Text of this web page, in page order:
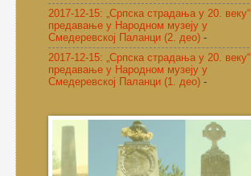
2017-12-15: „Српска страдања у 20. веку“
предавање у Народном музеју у
Смедеревској Паланци (2. део) -
2017-12-15: „Српска страдања у 20. веку“
предавање у Народном музеју у
Смедеревској Паланци (1. део) -